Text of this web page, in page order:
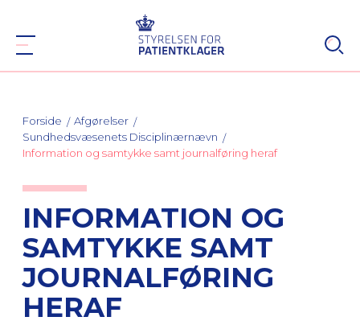
Forside
Afgørelser
Sundhedsvæsenets Disciplinærnævn
Information og samtykke samt journalføring heraf
INFORMATION OG
SAMTYKKE SAMT
JOURNALFØRING
HERAF